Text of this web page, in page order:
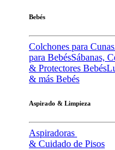
Bebés
Colchones para Cunas
para BebésSábanas,
& Protectores Bebés
& más Bebés
Aspirado & Limpieza
Aspiradoras
& Cuidado de Pisos